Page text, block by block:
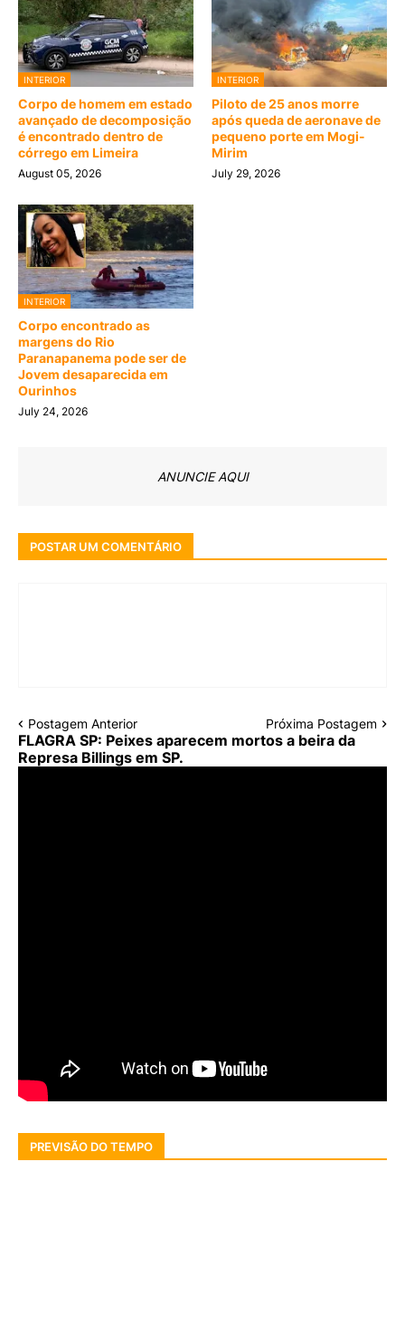
INTERIOR
Corpo de homem em estado
avançado de decomposição
é encontrado dentro de
córrego em Limeira
August 05, 2026
INTERIOR
Piloto de 25 anos morre
após queda de aeronave de
pequeno porte em Mogi-
Mirim
July 29, 2026
INTERIOR
Corpo encontrado as
margens do Rio
Paranapanema pode ser de
Jovem desaparecida em
Ourinhos
July 24, 2026
ANUNCIE AQUI
POSTAR UM COMENTÁRIO
Postagem Anterior Próxima Postagem
FLAGRA SP: Peixes aparecem mortos a beira da
Represa Billings em SP.
PREVISÃO DO TEMPO